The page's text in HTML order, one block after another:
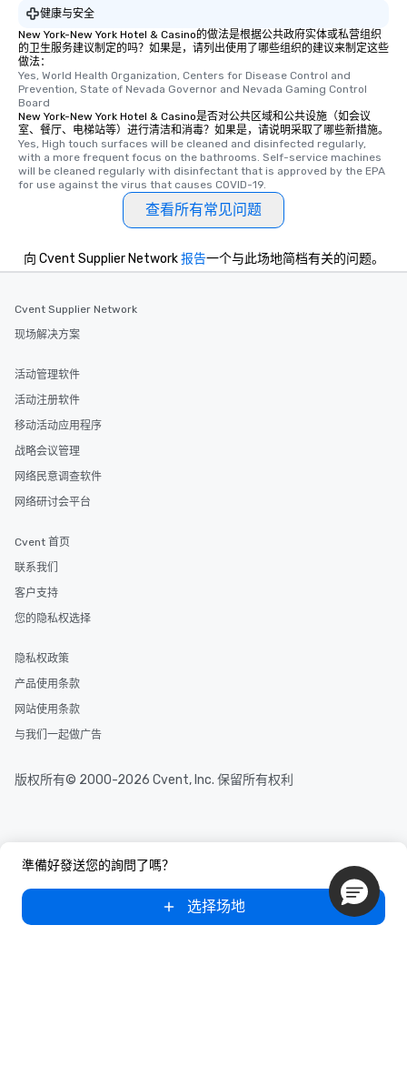
Different Types of
experiences offer the
convenient outing,
discovered otherwise
at a typical corporate
a way to try some of
in the city and dive
delight any palate. Tours Available
from Day to Night
健康与安全
New York-New York Hotel & Casino的做法是根据公共政府实体或私营组织
的卫生服务建议制定的吗？如果是，请列出使用了哪些组织的建议来制定这些
做法：
Yes, World Health Organization, Centers for Disease Control and
Prevention, State of Nevada Governor and Nevada Gaming Control
Board
New York-New York Hotel & Casino是否对公共区域和公共设施（如会议
室、餐厅、电梯站等）进行清洁和消毒？如果是，请说明采取了哪些新措施。
Yes, High touch surfaces will be cleaned and disinfected regularly,
with a more frequent focus on the bathrooms. Self-service machines
will be cleaned regularly with disinfectant that is approved by the EPA
for use against the virus that causes COVID-19.
查看所有常见问题
準備好發送您的詢問了嗎？
选择场地
向 Cvent Supplier Network报告一个与此场地简档有关的问题。
Cvent Supplier Network
现场解决方案
活动管理软件
活动注册软件
移动活动应用程序
战略会议管理
网络民意调查软件
网络研讨会平台
Cvent 首页
联系我们
客户支持
您的隐私权选择
隐私权政策
产品使用条款
网站使用条款
与我们一起做广告
版权所有© 2000-2026 Cvent, Inc. 保留所有权利